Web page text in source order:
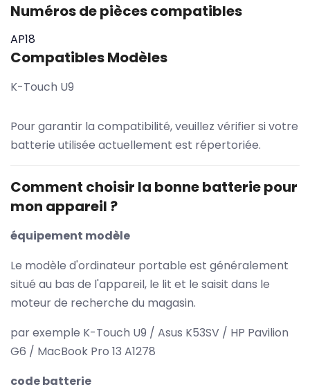
Numéros de pièces compatibles
AP18
Compatibles Modèles
K-Touch U9
Pour garantir la compatibilité, veuillez vérifier si votre
batterie utilisée actuellement est répertoriée.
Comment choisir la bonne batterie pour
mon appareil ?
équipement modèle
Le modèle d'ordinateur portable est généralement
situé au bas de l'appareil, le lit et le saisit dans le
moteur de recherche du magasin.
par exemple K-Touch U9 / Asus K53SV / HP Pavilion
G6 / MacBook Pro 13 A1278
code batterie